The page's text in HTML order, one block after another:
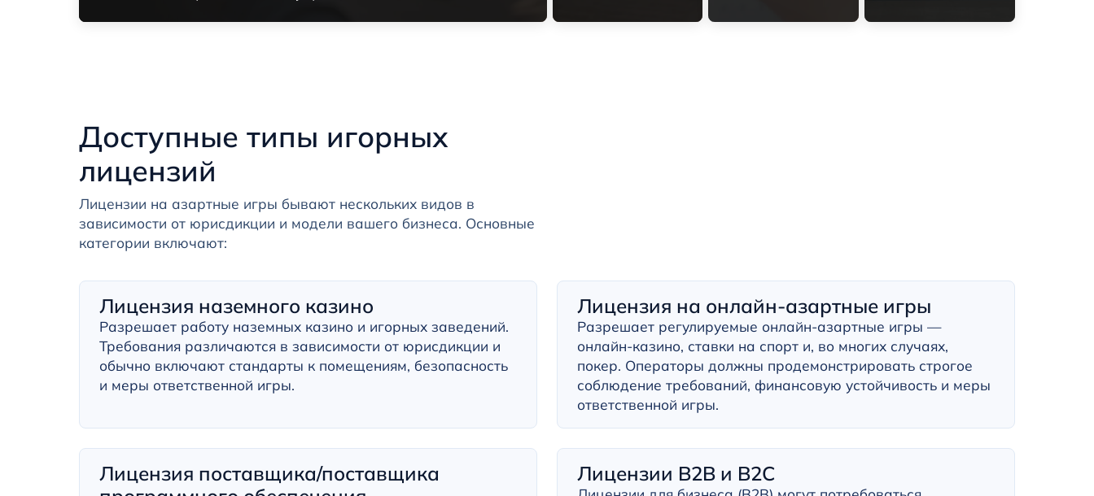
Доступные типы игорных
лицензий
Лицензии на азартные игры бывают нескольких видов в
зависимости от юрисдикции и модели вашего бизнеса. Основные
категории включают:
Лицензия наземного казино
Разрешает работу наземных казино и игорных заведений.
Требования различаются в зависимости от юрисдикции и
обычно включают стандарты к помещениям, безопасность
и меры ответственной игры.
Лицензия на онлайн-азартные игры
Разрешает регулируемые онлайн-азартные игры —
онлайн-казино, ставки на спорт и, во многих случаях,
покер. Операторы должны продемонстрировать строгое
соблюдение требований, финансовую устойчивость и меры
ответственной игры.
Лицензия поставщика/поставщика
Лицензии B2B и B2C